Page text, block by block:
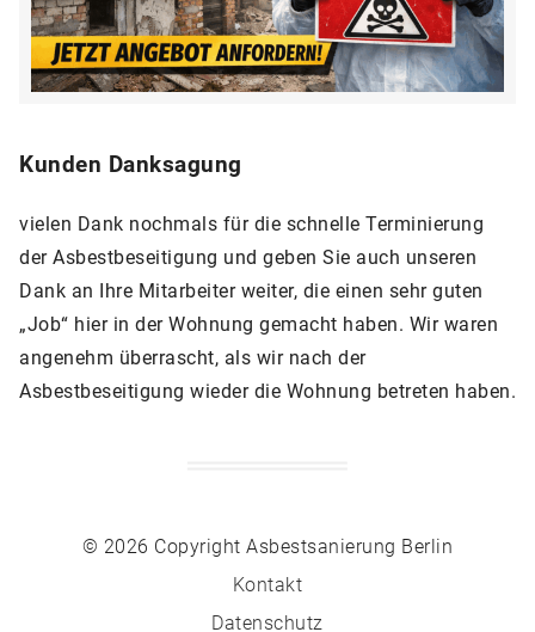
Kunden Danksagung
vielen Dank nochmals für die schnelle Terminierung
der Asbestbeseitigung und geben Sie auch unseren
Dank an Ihre Mitarbeiter weiter, die einen sehr guten
„Job“ hier in der Wohnung gemacht haben. Wir waren
angenehm überrascht, als wir nach der
Asbestbeseitigung wieder die Wohnung betreten haben.
© 2026 Copyright Asbestsanierung Berlin
Kontakt
Datenschutz